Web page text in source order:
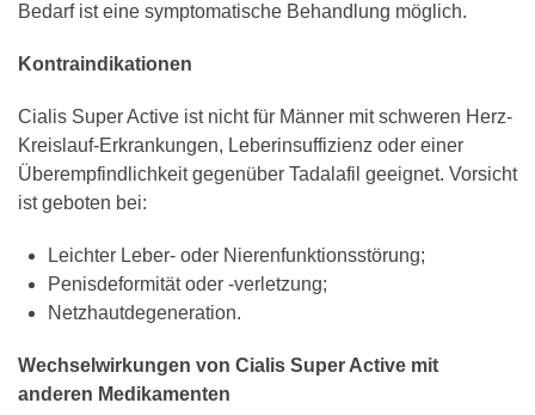
Bedarf ist eine symptomatische Behandlung möglich.
Kontraindikationen
Cialis Super Active ist nicht für Männer mit schweren Herz-
Kreislauf-Erkrankungen, Leberinsuffizienz oder einer
Überempfindlichkeit gegenüber Tadalafil geeignet. Vorsicht
ist geboten bei:
Leichter Leber- oder Nierenfunktionsstörung;
Penisdeformität oder -verletzung;
Netzhautdegeneration.
Wechselwirkungen von Cialis Super Active mit
anderen Medikamenten